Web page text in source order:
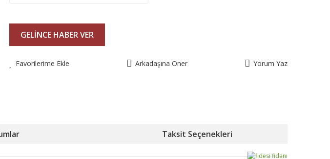
GELİNCE HABER VER
Favorilerime Ekle Arkadaşına Öner Yorum Yaz
Taksit Seçenekleri